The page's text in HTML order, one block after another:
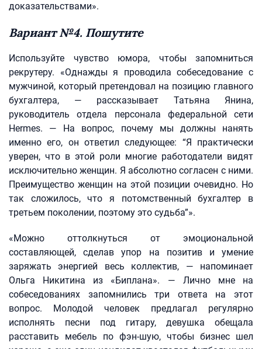
доказательствами».
Вариант №4. Пошутите
Используйте чувство юмора, чтобы запомниться
рекрутеру. «Однажды я проводила собеседование с
мужчиной, который претендовал на позицию главного
бухгалтера, — рассказывает Татьяна Янина,
руководитель отдела персонала федеральной сети
Hermes. — На вопрос, почему мы должны нанять
именно его, он ответил следующее: “Я практически
уверен, что в этой роли многие работодатели видят
исключительно женщин. Я абсолютно согласен с ними.
Преимущество женщин на этой позиции очевидно. Но
так сложилось, что я потомственный бухгалтер в
третьем поколении, поэтому это судьба”».
«Можно оттолкнуться от эмоциональной
составляющей, сделав упор на позитив и умение
заряжать энергией весь коллектив, — напоминает
Ольга Никитина из «Биплана». — Лично мне на
собеседованиях запомнились три ответа на этот
вопрос. Молодой человек предлагал регулярно
исполнять песни под гитару, девушка обещала
расставить мебель по фэн-шую, чтобы бизнес шел